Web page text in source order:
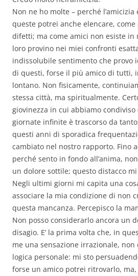
Non ne ho molte – perché l’amicizia
queste potrei anche elencare,
difetti; ma come amici non esiste in
loro provino nei miei confronti
indissolubile sentimento che provo
di questi, forse il più amico di tutti,
lontano. Non fisicamente,
stessa città, ma spiritualmente.
giovinezza in cui abbiamo
giornate infinite è trascorso da
questi anni di sporadica
cambiato nel nostro rapporto. Fino
perché sento in fondo all’anima,
un dolore sottile; questo distacco
Negli ultimi giorni mi capita una
associare la mia condizione di non
questa mancanza. Percepisco la
Non posso considerarlo ancora un
disagio. E’ la prima volta che, in
me una sensazione irrazionale,
logica personale: mi sto
forse un amico potrei ritrovarlo,